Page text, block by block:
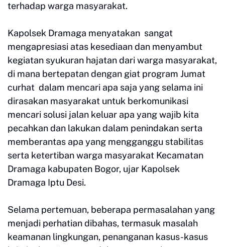
terhadap warga masyarakat.
Kapolsek Dramaga menyatakan sangat
mengapresiasi atas kesediaan dan menyambut
kegiatan syukuran hajatan dari warga masyarakat,
di mana bertepatan dengan giat program Jumat
curhat dalam mencari apa saja yang selama ini
dirasakan masyarakat untuk berkomunikasi
mencari solusi jalan keluar apa yang wajib kita
pecahkan dan lakukan dalam penindakan serta
memberantas apa yang mengganggu stabilitas
serta ketertiban warga masyarakat Kecamatan
Dramaga kabupaten Bogor, ujar Kapolsek
Dramaga Iptu Desi.
Selama pertemuan, beberapa permasalahan yang
menjadi perhatian dibahas, termasuk masalah
keamanan lingkungan, penanganan kasus-kasus